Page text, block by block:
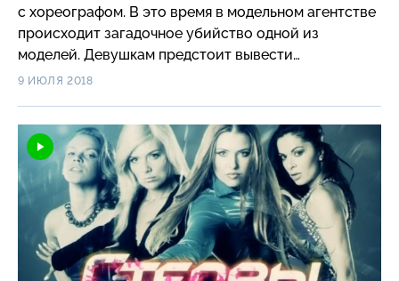
с хореографом. В это время в модельном агентстве
происходит загадочное убийство одной из
моделей. Девушкам предстоит вывести
преступника на чистую воду.
9 ИЮЛЯ 2018